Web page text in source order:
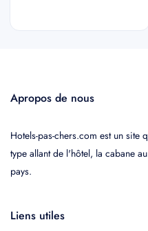
Apropos de nous
Hotels-pas-chers.com est un site
type allant de l'hôtel, la cabane
pays.
Liens utiles